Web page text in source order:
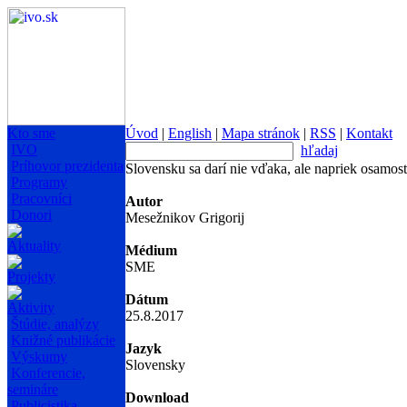
Kto sme
IVO
Príhovor prezidenta
Programy
Pracovníci
Donori
Aktuality
Projekty
Aktivity
Štúdie, analýzy
Knižné publikácie
Výskumy
Konferencie,
semináre
Úvod | English | Mapa stránok | RSS | Kontakt
hľadaj
Slovensku sa darí nie vďaka, ale napriek
Autor
Mesežnikov Grigorij
Médium
SME
Dátum
25.8.2017
Jazyk
Slovensky
Download